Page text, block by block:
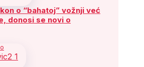
o “bahatoj” vožnji već
donosi se novi o